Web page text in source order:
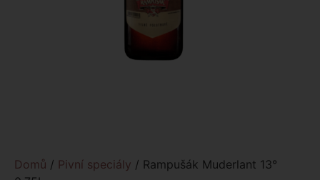
Domů / Pivní speciály / Rampušák Muderlant 13°